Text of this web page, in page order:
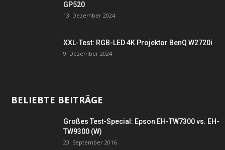
GP520
13. Dezember 2024
XXL-Test: RGB-LED 4K Projektor BenQ W2720i
9. Dezember 2024
BELIEBTE BEITRÄGE
Großes Test-Special: Epson EH-TW7300 vs. EH-
TW9300 (W)
23. September 2016